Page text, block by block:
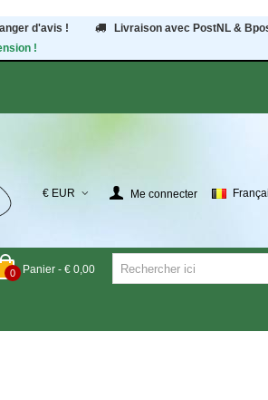
d'avis !
Livraison avec PostNL &
!
€ EUR Me connecter
0 Panier - € 0,00